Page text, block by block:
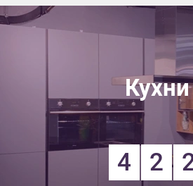
Кухни
4 2